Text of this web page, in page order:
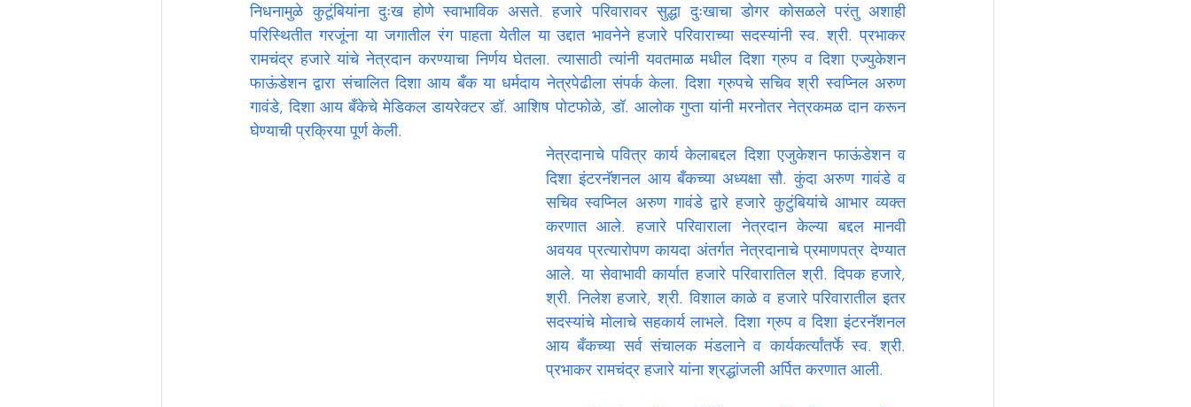
निधनामुळे कुटूंबियांना दुःख होणे स्वाभाविक असते. हजारे परिवारावर सुद्धा दुःखाचा डोगर कोसळले परंतु अशाही
परिस्थितीत गरजूंना या जगातील रंग पाहता येतील या उद्दात भावनेने हजारे परिवाराच्या सदस्यांनी स्व. श्री. प्रभाकर
रामचंद्र हजारे यांचे नेत्रदान करण्याचा निर्णय घेतला. त्यासाठी त्यांनी यवतमाळ मधील दिशा ग्रुप व दिशा एज्युकेशन
फाऊंडेशन द्वारा संचालित दिशा आय बँक या धर्मदाय नेत्रपेढीला संपर्क केला. दिशा ग्रुपचे सचिव श्री स्वप्निल अरुण
गावंडे, दिशा आय बँकेचे मेडिकल डायरेक्टर डॉ. आशिष पोटफोळे, डॉ. आलोक गुप्ता यांनी मरनोतर नेत्रकमळ दान करून
घेण्याची प्रक्रिया पूर्ण केली.
नेत्रदानाचे पवित्र कार्य केलाबद्दल दिशा एजुकेशन फाऊंडेशन व
दिशा इंटरनॅशनल आय बँकच्या अध्यक्षा सौ. कुंदा अरुण गावंडे व
सचिव स्वप्निल अरुण गावंडे द्वारे हजारे कुटुंबियांचे आभार व्यक्त
करणात आले. हजारे परिवाराला नेत्रदान केल्या बद्दल मानवी
अवयव प्रत्यारोपण कायदा अंतर्गत नेत्रदानाचे प्रमाणपत्र देण्यात
आले. या सेवाभावी कार्यात हजारे परिवारातिल श्री. दिपक हजारे,
श्री. निलेश हजारे, श्री. विशाल काळे व हजारे परिवारातील इतर
सदस्यांचे मोलाचे सहकार्य लाभले. दिशा ग्रुप व दिशा इंटरनॅशनल
आय बँकच्या सर्व संचालक मंडलाने व कार्यकर्त्यांतर्फे स्व. श्री.
प्रभाकर रामचंद्र हजारे यांना श्रद्धांजली अर्पित करणात आली.